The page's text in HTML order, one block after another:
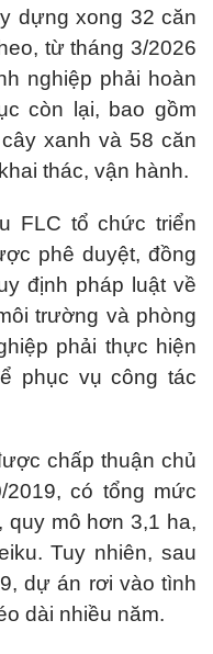
dựng xong 32 căn
từ tháng 3/2026
nghiệp phải hoàn
còn lại, bao gồm
xanh và 58 căn
thác, vận hành.
FLC tổ chức triển
phê duyệt, đồng
định pháp luật về
trường và phòng
phải thực hiện
phục vụ công tác
chấp thuận chủ
có tổng mức
quy mô hơn 3,1 ha,
Tuy nhiên, sau
dự án rơi vào tình
dài nhiều năm.